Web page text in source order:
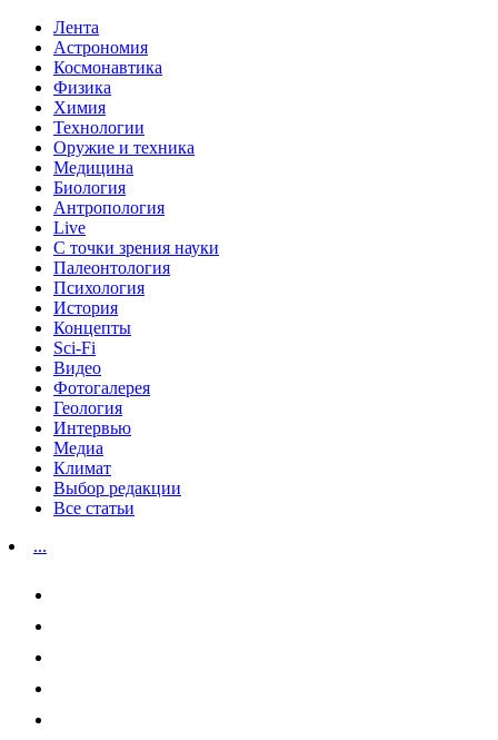
Лента
Астрономия
Космонавтика
Физика
Химия
Технологии
Оружие и техника
Медицина
Биология
Антропология
Live
С точки зрения науки
Палеонтология
Психология
История
Концепты
Sci-Fi
Видео
Фотогалерея
Геология
Интервью
Медиа
Климат
Выбор редакции
Все статьи
...